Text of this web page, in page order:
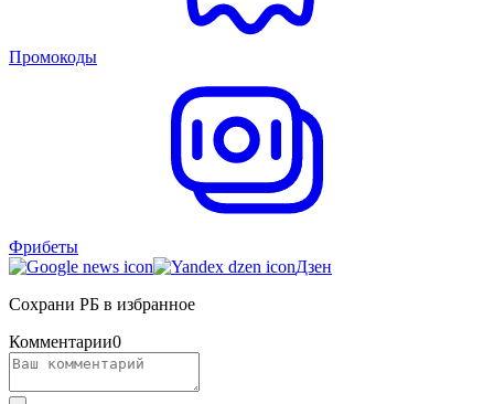
Промокоды
Фрибеты
Дзен
Сохрани РБ в избранное
Комментарии0